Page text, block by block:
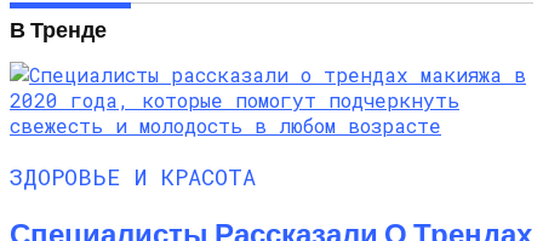
В Тренде
ЗДОРОВЬЕ И КРАСОТА
Специалисты Рассказали О Трендах